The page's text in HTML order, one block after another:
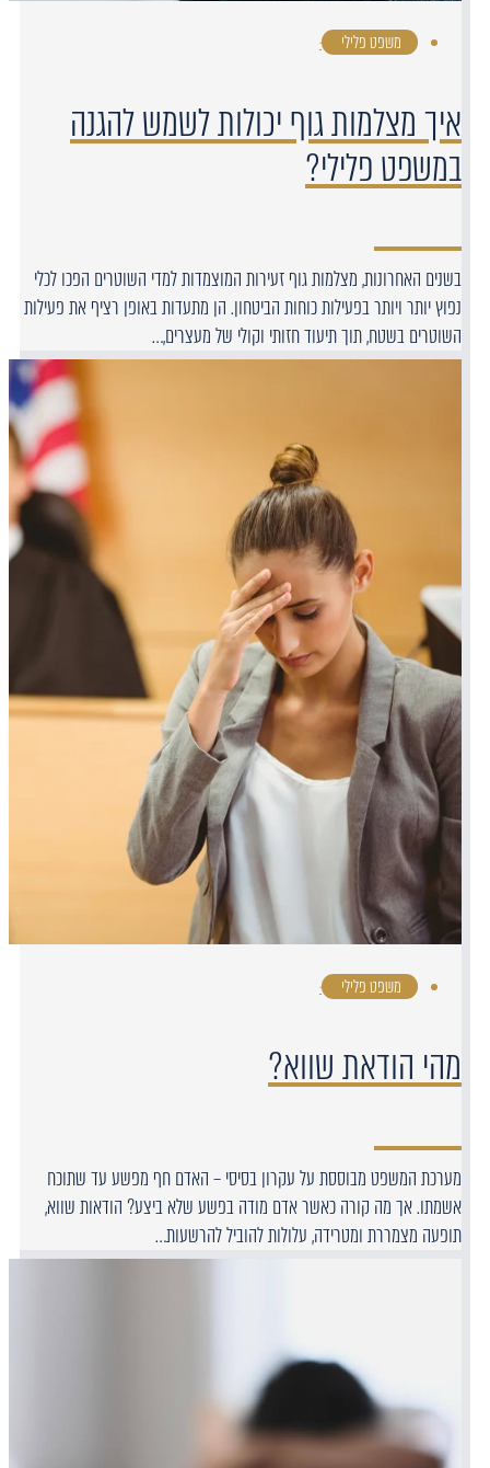
משפט פלילי ·
איך מצלמות גוף יכולות לשמש להגנה
במשפט פלילי?
בשנים האחרונות, מצלמות גוף זעירות המוצמדות למדי השוטרים הפכו לכלי
נפוץ יותר ויותר בפעילות כוחות הביטחון. הן מתעדות באופן רציף את פעילות
השוטרים בשטח, תוך תיעוד חזותי וקולי של מעצרים,…
משפט פלילי ·
מהי הודאת שווא?
מערכת המשפט מבוססת על עקרון בסיסי – האדם חף מפשע עד שתוכח
אשמתו. אך מה קורה כאשר אדם מודה בפשע שלא ביצע? הודאות שווא,
תופעה מצמררת ומטרידה, עלולות להוביל להרשעות…